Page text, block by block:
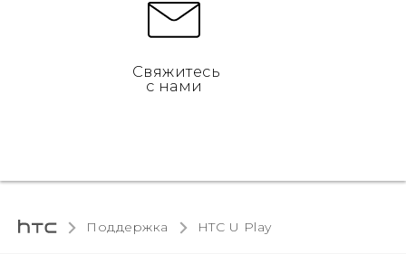
Свяжитесь
с нами
Поддержка HTC U Play‎